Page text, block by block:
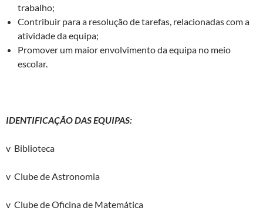
trabalho;
Contribuir para a resolução de tarefas, relacionadas com a
atividade da equipa;
Promover um maior envolvimento da equipa no meio
escolar.
IDENTIFICAÇÃO DAS EQUIPAS:
v Biblioteca
v Clube de Astronomia
v Clube de Oficina de Matemática